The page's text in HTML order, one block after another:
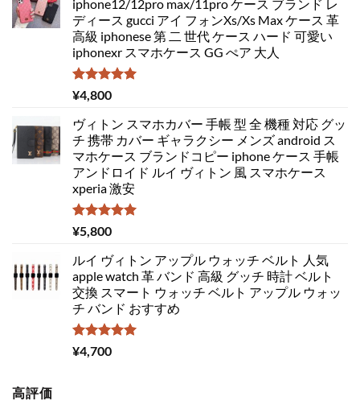
iphone12/12pro max/11pro ケース ブランド レ
ディース gucci アイ フォンXs/Xs Max ケース 革
高級 iphonese 第 二 世代 ケース ハード 可愛い
iphonexr スマホケース GG ぺア 大人
5段階中
5.00
¥4,800
ヴィトン スマホカバー 手帳 型 全 機種 対応 グッ
チ 携帯 カバー ギャラクシー メンズ android ス
マホケース ブランドコピー iphone ケース 手帳
アンドロイド ルイ ヴィトン 風 スマホケース
xperia 激安
5段階中
5.00
¥5,800
ルイ ヴィトン アップル ウォッチ ベルト 人気
apple watch 革 バンド 高級 グッチ 時計 ベルト
交換 スマート ウォッチ ベルト アップル ウォッ
チ バンド おすすめ
5段階中
5.00
¥4,700
高評価